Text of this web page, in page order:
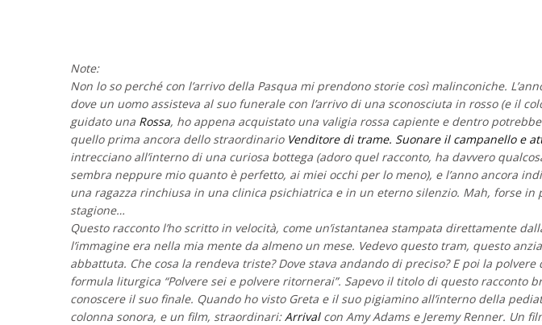
Note:
Non lo so perché con l’arrivo della Pasqua mi prendono storie così malinconiche.
dove un uomo assisteva al suo funerale con l’arrivo di una sconosciuta in rosso (e il
guidato una Rossa, ho appena acquistato una valigia rossa capiente e dentro
quello prima ancora dello straordinario Venditore di trame. Suonare il campanello e
intrecciano all’interno di una curiosa bottega (adoro quel racconto, ha davvero
sembra neppure mio quanto è perfetto, ai miei occhi per lo meno), e l’anno ancora
una ragazza rinchiusa in una clinica psichiatrica e in un eterno silenzio. Mah, forse
stagione…
Questo racconto l’ho scritto in velocità, come un’istantanea stampata direttamente
l’immagine era nella mia mente da almeno un mese. Vedevo questo tram, questo
abbattuta. Che cosa la rendeva triste? Dove stava andando di preciso? E poi la
formula liturgica “Polvere sei e polvere ritornerai”. Sapevo il titolo di questo racconto
conoscere il suo finale. Quando ho visto Greta e il suo pigiamino all’interno della
colonna sonora, e un film, straordinari:Arrivalcon Amy Adams e Jeremy Renner. Un